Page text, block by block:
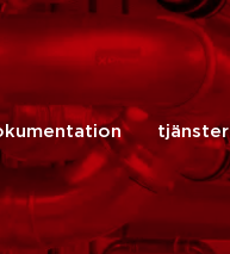
stäng
tjänster